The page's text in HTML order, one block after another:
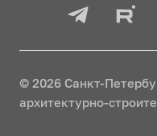
© 2026 Санкт-
архитектурно-